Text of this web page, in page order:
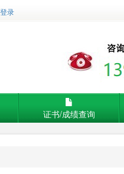
登录
证书/成绩查询